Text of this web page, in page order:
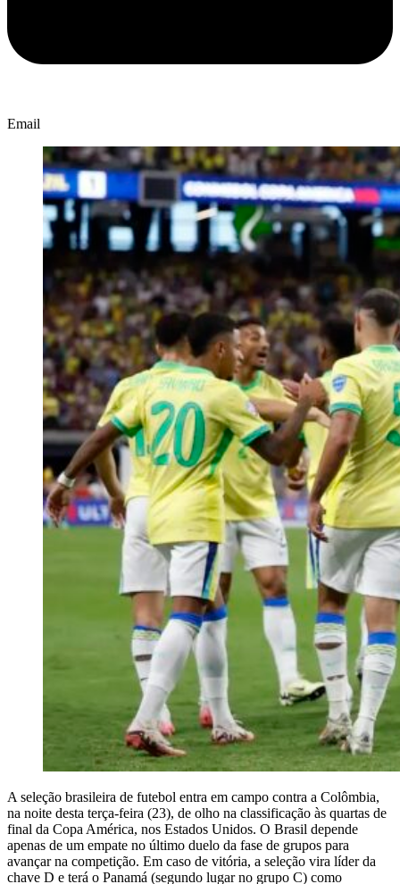
Email
A seleção brasileira de futebol entra em campo contra a Colômbia,
na noite desta terça-feira (23), de olho na classificação às quartas de
final da Copa América, nos Estados Unidos. O Brasil depende
apenas de um empate no último duelo da fase de grupos para
avançar na competição. Em caso de vitória, a seleção vira líder da
chave D e terá o Panamá (segundo lugar no grupo C) como